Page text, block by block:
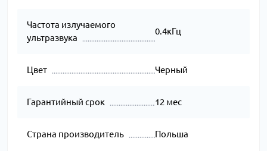
Частота излучаемого
ультразвука
0.4кГц
Цвет Черный
Гарантийный срок 12 мес
Страна производитель Польша